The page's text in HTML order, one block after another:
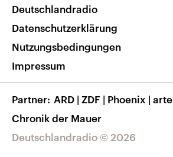
Nachrichten App
Frequenzen
Veranstaltungen
Musikliste
RSS
Barrierefreiheit
Deutschlandradio © 2026
Deutschlandradio
Datenschutzerklärung
Nutzungsbedingungen
Impressum
Partner ARD | ZDF | Phoenix | arte
Chronik der Mauer